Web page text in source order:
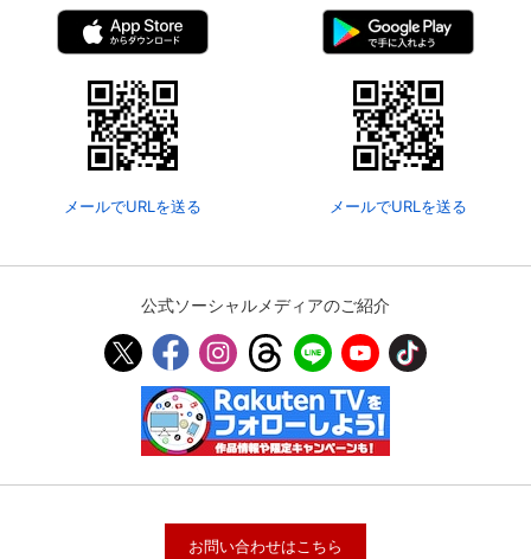
メールでURLを送る メールでURLを送る
公式ソーシャルメディアのご紹介
お問い合わせはこちら